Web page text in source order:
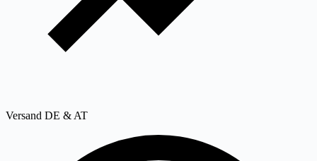
Versand DE & AT